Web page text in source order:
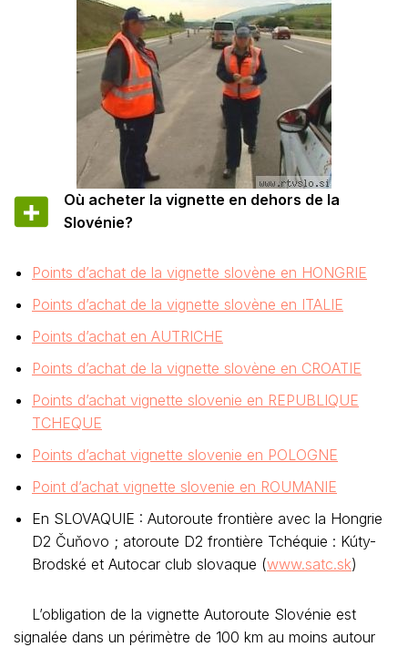
Où acheter la vignette en dehors de la
Slovénie?
Points d’achat de la vignette slovène en HONGRIE
Points d’achat de la vignette slovène en ITALIE
Points d’achat en AUTRICHE
Points d’achat de la vignette slovène en CROATIE
Points d’achat vignette slovenie en REPUBLIQUE
TCHEQUE
Points d’achat vignette slovenie en POLOGNE
Point d’achat vignette slovenie en ROUMANIE
En SLOVAQUIE : Autoroute frontière avec la Hongrie
D2 Čuňovo ; atoroute D2 frontière Tchéquie : Kúty-
Brodské et Autocar club slovaque (www.satc.sk)
L’obligation de la vignette Autoroute Slovénie est
signalée dans un périmètre de 100 km au moins autour